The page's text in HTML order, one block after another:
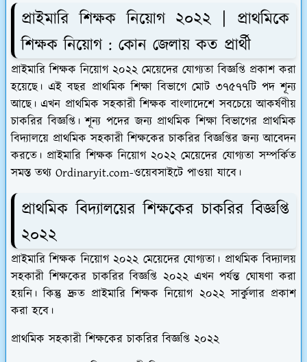
প্রাইমারি শিক্ষক নিয়োগ ২০২২ | প্রাথমিকে
শিক্ষক নিয়োগ : কোন জেলায় কত প্রার্থী
প্রাইমারি শিক্ষক নিয়োগ ২০২২ মেয়েদের যোগ্যতা বিজ্ঞপ্তি প্রকাশ করা
হয়েছে। এই বছর প্রাথমিক শিক্ষা বিভাগে মোট ৩৭৫৭৭টি পদ শূন্য
আছে। এখন প্রাথমিক সহকারী শিক্ষক বাংলাদেশে সবচেয়ে আকর্ষণীয়
চাকরির বিজ্ঞপ্তি। শূন্য পদের জন্য প্রাথমিক শিক্ষা বিভাগের প্রাথমিক
বিদ্যালয়ে প্রাথমিক সহকারী শিক্ষকের চাকরির বিজ্ঞপ্তির জন্য আবেদন
করতে। প্রাইমারি শিক্ষক নিয়োগ ২০২২ মেয়েদের যোগ্যতা সম্পর্কিত
সমস্ত তথ্য Ordinaryit.com-ওয়েবসাইটে পাওয়া যাবে।
প্রাথমিক বিদ্যালয়ের শিক্ষকের চাকরির বিজ্ঞপ্তি
২০২২
প্রাইমারি শিক্ষক নিয়োগ ২০২২ মেয়েদের যোগ্যতা। প্রাথমিক বিদ্যালয়
সহকারী শিক্ষকের চাকরির বিজ্ঞপ্তি ২০২২ এখন পর্যন্ত ঘোষণা করা
হয়নি। কিন্তু দ্রুত প্রাইমারি শিক্ষক নিয়োগ ২০২২ সার্কুলার প্রকাশ
করা হবে।
প্রাথমিক সহকারী শিক্ষকের চাকরির বিজ্ঞপ্তি ২০২২